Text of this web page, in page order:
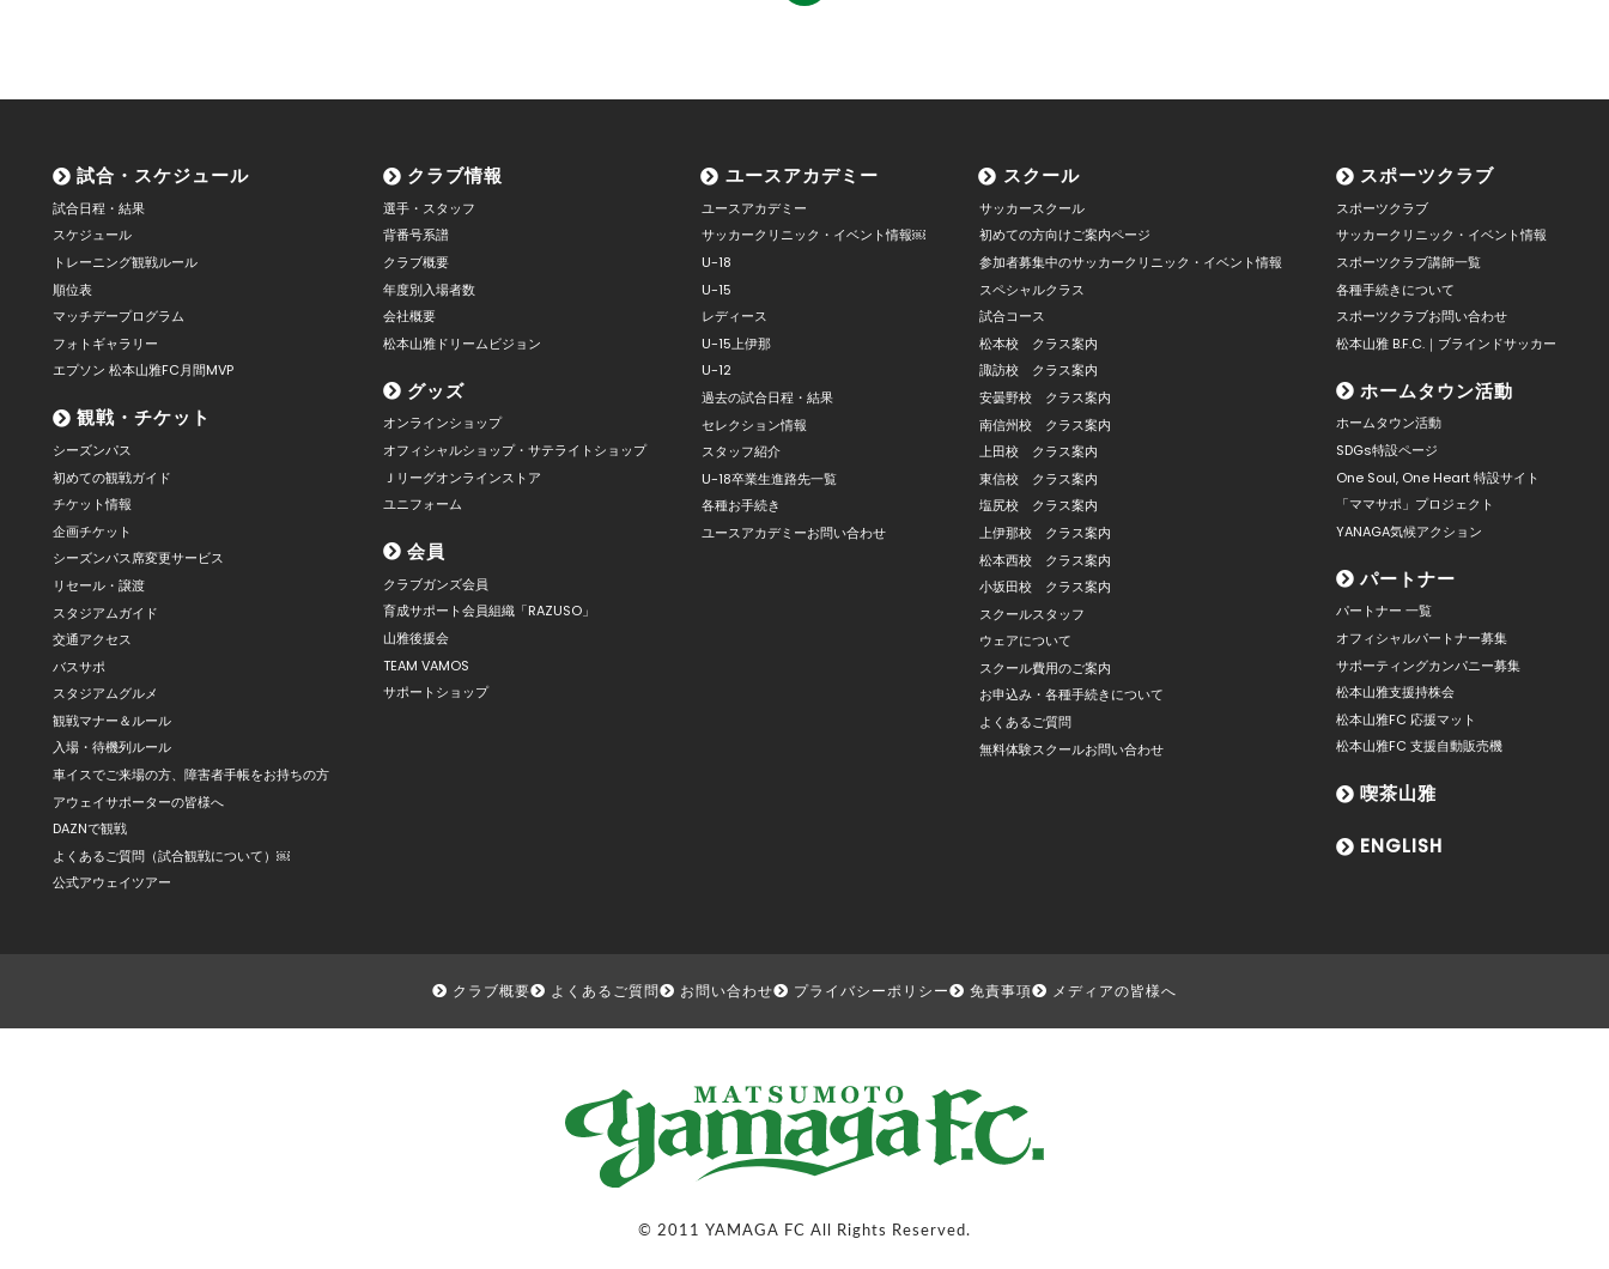
試合・スケジュール
試合日程・結果
スケジュール
トレーニング観戦ルール
順位表
マッチデープログラム
フォトギャラリー
エプソン 松本山雅FC月間MVP
観戦・チケット
シーズンパス
初めての観戦ガイド
チケット情報
企画チケット
シーズンパス席変更サービス
リセール・譲渡
スタジアムガイド
交通アクセス
バスサポ
スタジアムグルメ
観戦マナー＆ルール
入場・待機列ルール
車イスでご来場の方、障害者手帳をお持ちの方
アウェイサポーターの皆様へ
DAZNで観戦
よくあるご質問（試合観戦について）￼
公式アウェイツアー
クラブ情報
選手・スタッフ
背番号系譜
クラブ概要
年度別入場者数
会社概要
松本山雅ドリームビジョン
グッズ
オンラインショップ
オフィシャルショップ・サテライトショップ
Ｊリーグオンラインストア
ユニフォーム
会員
クラブガンズ会員
育成サポート会員組織「RAZUSO」
山雅後援会
TEAM VAMOS
サポートショップ
ユースアカデミー
ユースアカデミー
サッカークリニック・イベント情報￼
U-18
U-15
レディース
U-15上伊那
U-12
過去の試合日程・結果
セレクション情報
スタッフ紹介
U-18卒業生進路先一覧
各種お手続き
ユースアカデミーお問い合わせ
スクール
サッカースクール
初めての方向けご案内ページ
参加者募集中のサッカークリニック・イベント情報
スペシャルクラス
試合コース
松本校 クラス案内
諏訪校 クラス案内
安曇野校 クラス案内
南信州校 クラス案内
上田校 クラス案内
東信校 クラス案内
塩尻校 クラス案内
上伊那校 クラス案内
松本西校 クラス案内
小坂田校 クラス案内
スクールスタッフ
ウェアについて
スクール費用のご案内
お申込み・各種手続きについて
よくあるご質問
無料体験スクールお問い合わせ
スポーツクラブ
スポーツクラブ
サッカークリニック・イベント情報
スポーツクラブ講師一覧
各種手続きについて
スポーツクラブお問い合わせ
松本山雅 B.F.C.｜ブラインドサッカー
ホームタウン活動
ホームタウン活動
SDGs特設ページ
One Soul, One Heart 特設サイト
「ママサポ」プロジェクト
YANAGA気候アクション
パートナー
パートナー 一覧
オフィシャルパートナー募集
サポーティングカンパニー募集
松本山雅支援持株会
松本山雅FC 応援マット
松本山雅FC 支援自動販売機
喫茶山雅
ENGLISH
クラブ概要 よくあるご質問 お問い合わせ プライバシーポリシー 免責事項 メディアの皆様へ
© 2011 YAMAGA FC All Rights Reserved.